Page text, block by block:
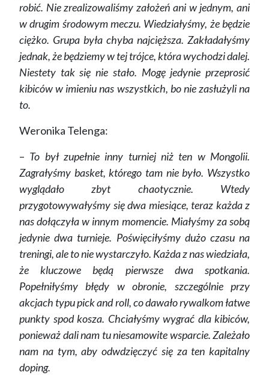
robić. Nie zrealizowaliśmy założeń ani w jednym, ani
w drugim środowym meczu. Wiedziałyśmy, że będzie
ciężko. Grupa była chyba najcięższa. Zakładałyśmy
jednak, że będziemy w tej trójce, która wychodzi dalej.
Niestety tak się nie stało. Mogę jedynie przeprosić
kibiców w imieniu nas wszystkich, bo nie zasłużyli na
to.
Weronika Telenga:
– To był zupełnie inny turniej niż ten w Mongolii.
Zagrałyśmy basket, którego tam nie było. Wszystko
wyglądało zbyt chaotycznie. Wtedy
przygotowywałyśmy się dwa miesiące, teraz każda z
nas dołączyła w innym momencie. Miałyśmy za sobą
jedynie dwa turnieje. Poświęciłyśmy dużo czasu na
treningi, ale to nie wystarczyło. Każda z nas wiedziała,
że kluczowe będą pierwsze dwa spotkania.
Popełniłyśmy błędy w obronie, szczególnie przy
akcjach typu pick and roll, co dawało rywalkom łatwe
punkty spod kosza. Chciałyśmy wygrać dla kibiców,
ponieważ dali nam tu niesamowite wsparcie. Zależało
nam na tym, aby odwdzięczyć się za ten kapitalny
doping.